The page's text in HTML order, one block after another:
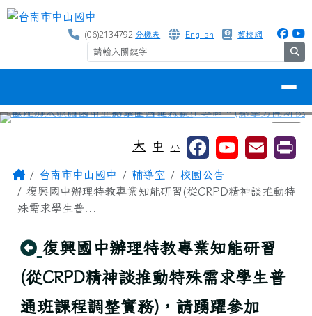
跳至主內容區
台南市中山國中
(06)2134792分機表 English 舊校網
⏸
大 中 小
主內容區域
Home台南市中山國中 輔導室
校園公告
復興國中辦理特教專業知能研習(從CRPD精神談推動特
殊需求學生普...
回上頁
復興國中辦理特教專業知能研習
(從CRPD精神談推動特殊需求學生普
通班課程調整實務)，請踴躍參加
頁尾區域